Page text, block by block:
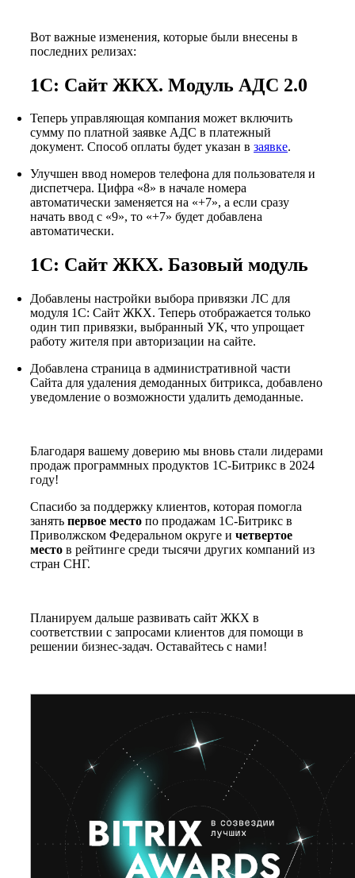
Вот важные изменения, которые были внесены в
последних релизах:
1C: Сайт ЖКХ. Модуль АДС 2.0
Теперь управляющая компания может включить
сумму по платной заявке АДС в платежный
документ. Способ оплаты будет указан в заявке.
Улучшен ввод номеров телефона для пользователя и
диспетчера. Цифра «8» в начале номера
автоматически заменяется на «+7», а если сразу
начать ввод с «9», то «+7» будет добавлена
автоматически.
1С: Сайт ЖКХ. Базовый модуль
Добавлены настройки выбора привязки ЛС для
модуля 1C: Сайт ЖКХ. Теперь отображается только
один тип привязки, выбранный УК, что упрощает
работу жителя при авторизации на сайте.
Добавлена страница в административной части
Сайта для удаления демоданных битрикса, добавлено
уведомление о возможности удалить демоданные.
Благодаря вашему доверию мы вновь стали лидерами
продаж программных продуктов 1С-Битрикс в 2024
году!
Спасибо за поддержку клиентов, которая помогла
занять первое место по продажам 1С-Битрикс в
Приволжском Федеральном округе и четвертое
место в рейтинге среди тысячи других компаний из
стран СНГ.
Планируем дальше развивать сайт ЖКХ в
соответствии с запросами клиентов для помощи в
решении бизнес-задач. Оставайтесь с нами!